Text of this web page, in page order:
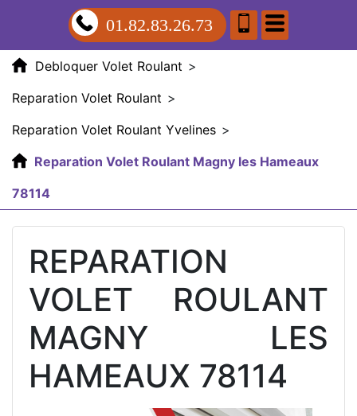
01.82.83.26.73
Debloquer Volet Roulant >
Reparation Volet Roulant >
Reparation Volet Roulant Yvelines >
Reparation Volet Roulant Magny les Hameaux
78114
REPARATION
VOLET ROULANT
MAGNY LES
HAMEAUX 78114